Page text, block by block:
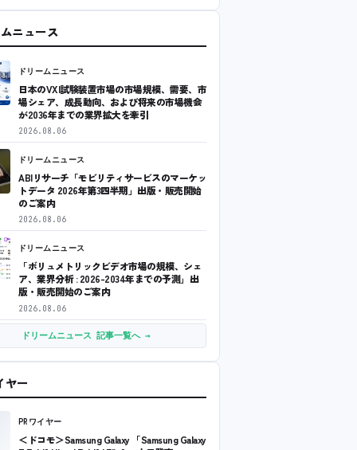
ニュース
ドリームニュース
日本のVXI試験装置市場の市場規模、需要、市
場シェア、成長動向、および将来の市場機会
が2036年までの業界拡大を牽引
2026.08.06
ドリームニュース
ABIリサーチ「モビリティサービスのマーケッ
トデータ 2026年第3四半期」出版・販売開始
のご案内
2026.08.06
ドリームニュース
「ボリュメトリックビデオ市場の規模、シェ
ア、業界分析 : 2026-2034年までの予測」出
版・販売開始のご案内
2026.08.06
ドリームニュース 記事一覧へ →
ヤー
PRワイヤー
＜ドコモ＞Samsung Galaxy 「Samsung Galaxy